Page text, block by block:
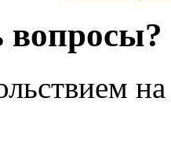
вопросы?